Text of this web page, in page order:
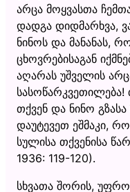
არცა მოყვასთა
დადგა დიდმარხვა,
ნინოს და მანანას,
ცხოვრებისაგან
აღარას უშველის
სასოწარკვეთილება!
თქვენ და ნინო გზასა
დაუტევეთ ეშმაკი,
სულისა თქვენისა
1936: 119-120).
სხვათა შორის,